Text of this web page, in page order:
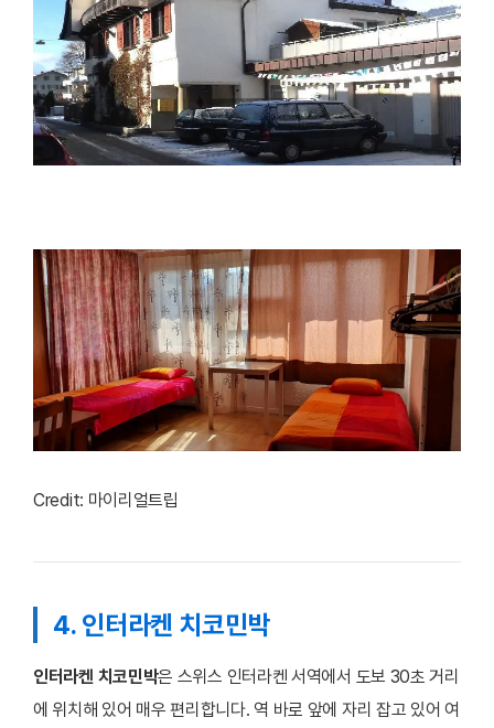
Credit: 마이리얼트립
4. 인터라켄 치코민박
인터라켄 치코민박은 스위스 인터라켄 서역에서 도보 30초 거리
에 위치해 있어 매우 편리합니다. 역 바로 앞에 자리 잡고 있어 여